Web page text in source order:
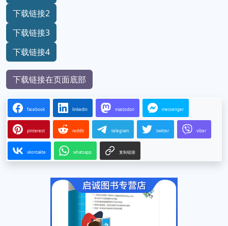
下载链接2
下载链接3
下载链接4
下载链接在页面底部
facebook linkedin mastodon messenger
pinterest reddit telegram twitter viber
vkontakte whatsapp 复制链接